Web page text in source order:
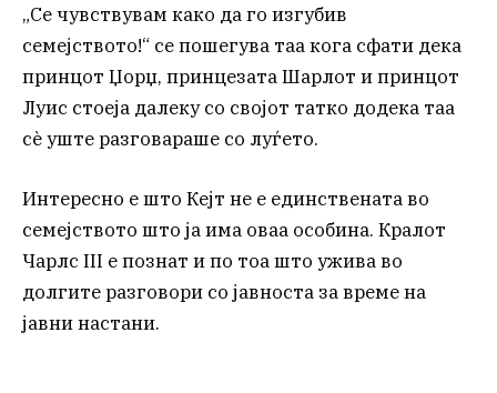
„Се чувствувам како да го изгубив
семејството!“ се пошегува таа кога сфати дека
принцот Џорџ, принцезата Шарлот и принцот
Луис стоеја далеку со својот татко додека таа
сè уште разговараше со луѓето.
Интересно е што Кејт не е единствената во
семејството што ја има оваа особина. Кралот
Чарлс III е познат и по тоа што ужива во
долгите разговори со јавноста за време на
јавни настани.